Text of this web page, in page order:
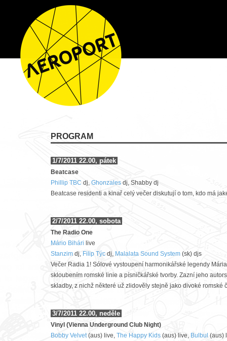
PROGRAM
1/7/2011 22.00, pátek
Beatcase
Phillip TBC dj, Ghonzales dj, Shabby dj
Beatcase residenti a kinař celý večer diskutují o tom, kdo má
2/7/2011 22.00, sobota
The Radio One
Mário Bihári live
Stanzim dj, Filip Týc dj, Malalata Sound System (sk) djs
Večer Radia 1! Sólové vystoupení harmonikářské legendy
skloubením romské linie a písničkářské tvorby. Zazní jeho
skladby, z nichž některé už zlidověly stejně jako divoké romské
3/7/2011 22.00, neděle
Vinyl (Vienna Underground Club Night)
Bobby Velvet(aus) live, The Happy Kids (aus) live, Bulbul (aus)